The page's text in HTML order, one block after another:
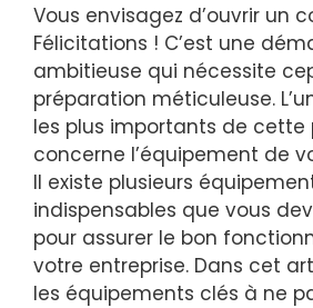
Vous envisagez d’ouvrir un
Félicitations ! C’est une
ambitieuse qui nécessite
préparation méticuleuse.
les plus importants de cette
concerne l’équipement de
Il existe plusieurs
indispensables que vous
pour assurer le bon
votre entreprise. Dans cet
les équipements clés à ne